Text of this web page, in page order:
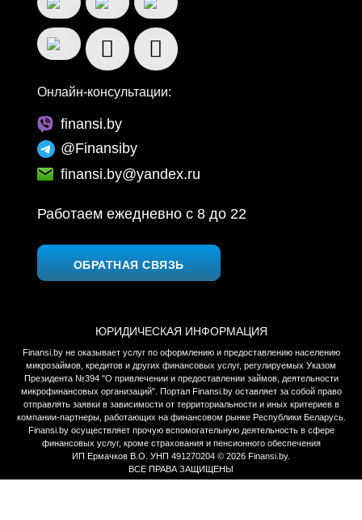
Онлайн-консультации:
finansi.by
@Finansiby
finansi.by@yandex.ru
Работаем ежедневно c 8 до 22
ОБРАТНАЯ СВЯЗЬ
ЮРИДИЧЕСКАЯ ИНФОРМАЦИЯ
Finansi.by не оказывает услуг по оформлению и предоставлению населению
микрозаймов, кредитов и других финансовых услуг, регулируемых Указом
Президента №394 "О привлечении и предоставлении займов, деятельности
микрофинансовых организаций". Портал Finansi.by оставляет за собой право
отправлять заявки в зависимости от территориальности и иных критериев в
компании-партнеры, работающих на финансовом рынке Республики Беларусь.
Finansi.by осуществляет прочую вспомогательную деятельность в сфере
финансовых услуг, кроме страхования и пенсионного обеспечения
ИП Ермачков В.О. УНП 491270204 © 2026 Finansi.by.
ВСЕ ПРАВА ЗАЩИЩЕНЫ